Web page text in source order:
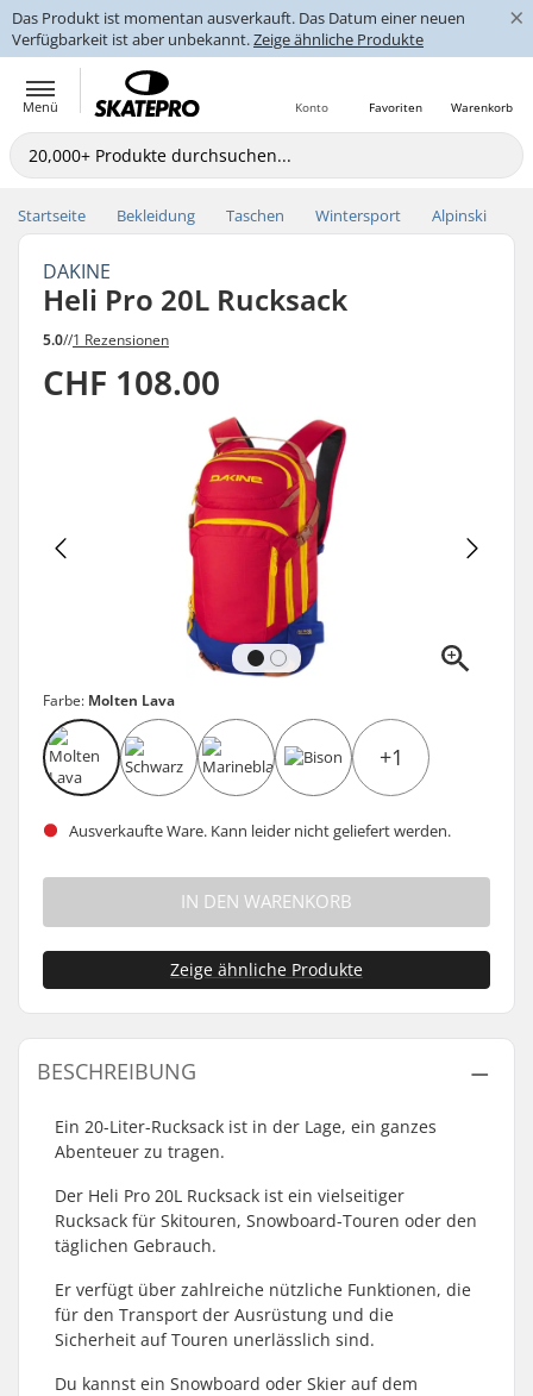
Das Produkt ist momentan ausverkauft. Das Datum einer neuen
Verfügbarkeit ist aber unbekannt.Zeige ähnliche Produkte
×
Menü Warenkorb
Favoriten
Konto
Startseite Bekleidung Taschen Wintersport Alpinski
DAKINE
Heli Pro 20L Rucksack
5.0//1 Rezensionen
CHF 108.00
Farbe: Molten Lava
+1
Ausverkaufte Ware. Kann leider nicht geliefert werden.
IN DEN WARENKORB
Zeige ähnliche Produkte
BESCHREIBUNG
Ein 20-Liter-Rucksack ist in der Lage, ein ganzes
Abenteuer zu tragen.
Der Heli Pro 20L Rucksack ist ein vielseitiger
Rucksack für Skitouren, Snowboard-Touren oder den
täglichen Gebrauch.
Er verfügt über zahlreiche nützliche Funktionen, die
für den Transport der Ausrüstung und die
Sicherheit auf Touren unerlässlich sind.
Du kannst ein Snowboard oder Skier auf dem